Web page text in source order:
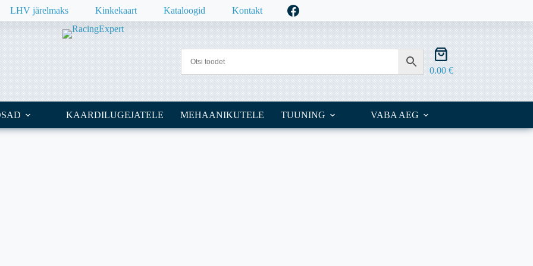
LHV järelmaks Kinkekaart Kataloogid Kontakt
Shopping
cart
0.00€
KAARDILUGEJATELE MEHAANIKUTELE TUUNING VABA AEG